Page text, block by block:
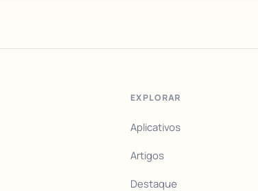
EXPLORAR
Aplicativos
Artigos
Destaque